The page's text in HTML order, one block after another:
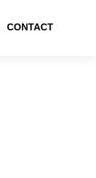
CONTACT